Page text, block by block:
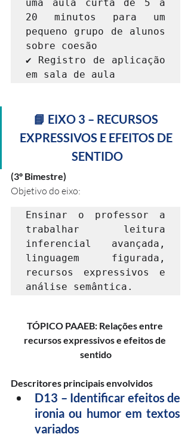
uma aula curta de 5 a
20 minutos para um
pequeno grupo de alunos
sobre coesão
✔ Registro de aplicação
em sala de aula
📘 EIXO 3 – RECURSOS
EXPRESSIVOS E EFEITOS DE
SENTIDO
(3º Bimestre)
Objetivo do eixo:
Ensinar o professor a
trabalhar leitura
inferencial avançada,
linguagem figurada,
recursos expressivos e
análise semântica.
TÓPICO PAAEB: Relações entre
recursos expressivos e efeitos de
sentido
Descritores principais envolvidos
D13 – Identificar efeitos de
ironia ou humor em textos
variados